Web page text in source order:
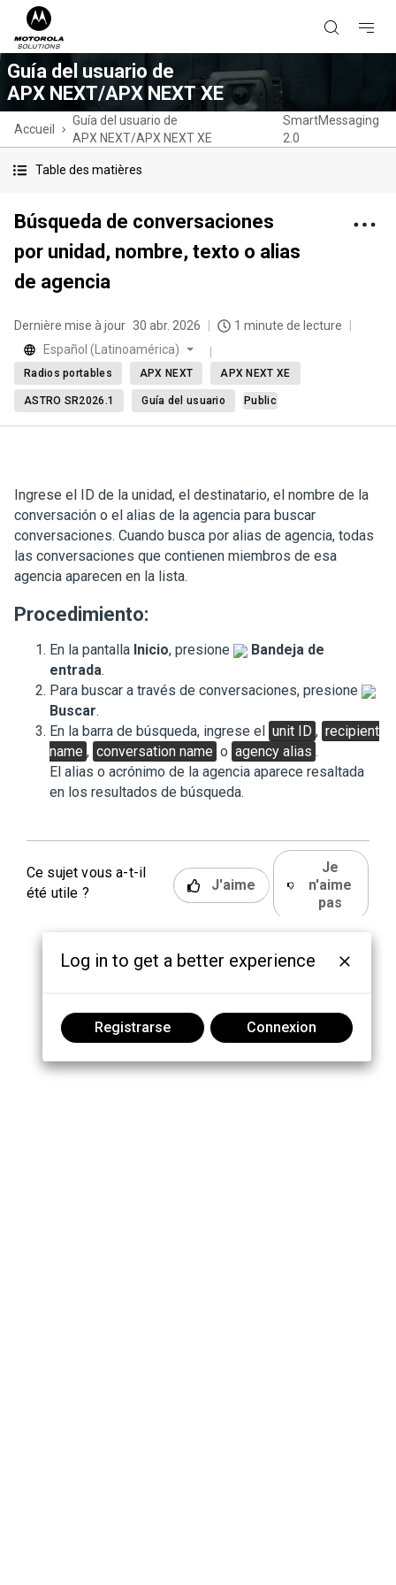
Guía del usuario de
APX NEXT/APX NEXT XE
Accueil
Guía del usuario de
APX NEXT/APX NEXT XE
SmartMessaging
2.0
Table des matières
Búsqueda de conversaciones
por unidad, nombre, texto o alias
de agencia
Dernière mise à jour 30 abr. 2026
1 minute de lecture
Español (Latinoamérica)
Radios portables APX NEXT APX NEXT XE
ASTRO SR2026.1 Guía del usuario Public
Ingrese el ID de la unidad, el destinatario, el nombre de la
conversación o el alias de la agencia para buscar
conversaciones. Cuando busca por alias de agencia, todas
las conversaciones que contienen miembros de esa
agencia aparecen en la lista.
Procedimiento:
En la pantalla Inicio, presione
Bandeja de
entrada.
Para buscar a través de conversaciones, presione
Buscar.
En la barra de búsqueda, ingrese el unit ID , recipient
name , conversation name o agency alias .
El alias o acrónimo de la agencia aparece resaltada
en los resultados de búsqueda.
Ce sujet vous a-t-il
été utile ?
J'aime
Je
n'aime
pas
Log in to get a better experience
Registrarse Connexion